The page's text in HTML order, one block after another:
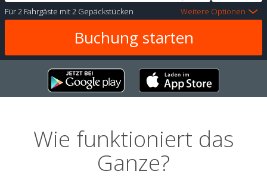
Für2 Fahrgäste mit2 Gepäckstücken Weitere Optionen
Wie funktioniert das
Ganze?